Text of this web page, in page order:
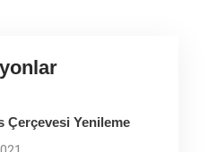
Çerçevesi Yenileme